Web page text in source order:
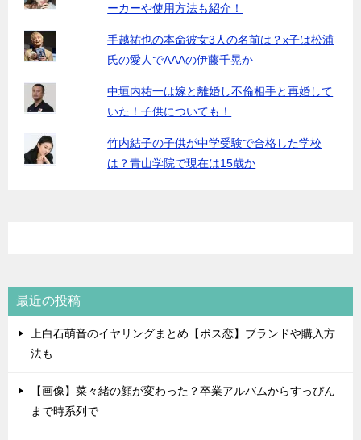
ーカーや使用方法も紹介！
手越祐也の本命彼女3人の名前は？x子は松浦
氏の愛人でAAAの伊藤千晃か
中垣内祐一は嫁と離婚し不倫相手と再婚して
いた！子供についても！
竹内結子の子供が中学受験で合格した学校
は？青山学院で現在は15歳か
最近の投稿
上白石萌音のイヤリングまとめ【ボス恋】ブランドや購入方
法も
【画像】菜々緒の顔が変わった？卒業アルバムからすっぴん
まで時系列で